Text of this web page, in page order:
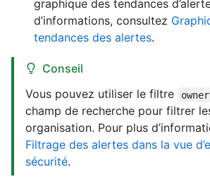
graphique des tendances
d’informations, consultez
tendances des alertes.
Conseil
Vous pouvez utiliser le filtre
owner
champ de recherche pour filtrer
organisation. Pour plus
Filtrage des alertes dans la vue
sécurité.